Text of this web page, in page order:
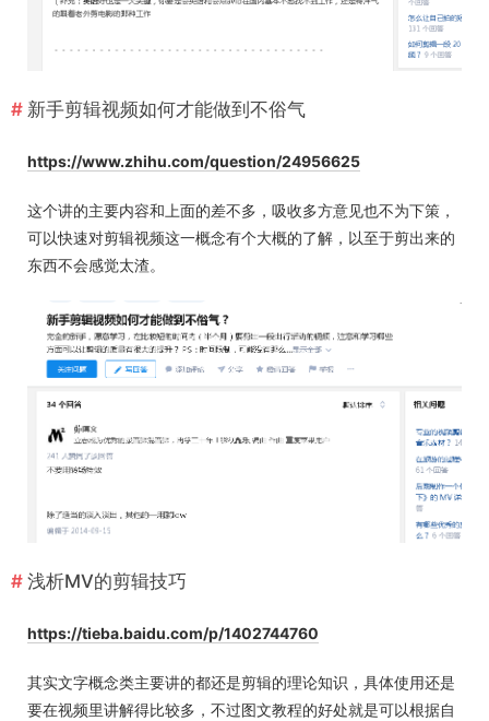
新手剪辑视频如何才能做到不俗气
https://www.zhihu.com/question/24956625
这个讲的主要内容和上面的差不多，吸收多方意见也不为下策，
可以快速对剪辑视频这一概念有个大概的了解，以至于剪出来的
东西不会感觉太渣。
浅析MV的剪辑技巧
https://tieba.baidu.com/p/1402744760
其实文字概念类主要讲的都还是剪辑的理论知识，具体使用还是
要在视频里讲解得比较多，不过图文教程的好处就是可以根据自